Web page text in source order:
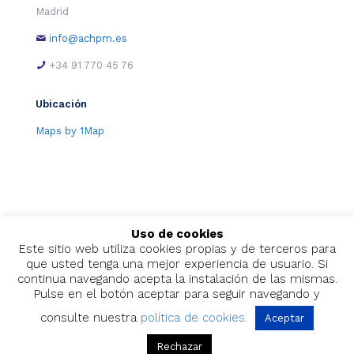
Calle Diego de Velázquez, 1
España
4508.9 km
4509 km
Obtener direcciones
Fresenius Dialcentro
Calle Pilar Millán Astray, 2
Madrid
info@achpm.es
+34 91 770 45 76
Ubicación
Maps by 1Map
2026
Uso de cookies
Este sitio web utiliza cookies propias y de terceros para
que usted tenga una mejor experiencia de usuario. Si
continua navegando acepta la instalación de las mismas.
Pulse en el botón aceptar para seguir navegando y
consulte nuestra política de cookies. Aceptar
Rechazar